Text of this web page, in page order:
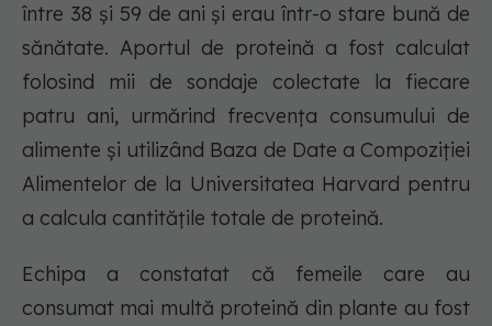
între 38 și 59 de ani și erau într-o stare bună de
sănătate. Aportul de proteină a fost calculat
folosind mii de sondaje colectate la fiecare
patru ani, urmărind frecvența consumului de
alimente și utilizând Baza de Date a Compoziției
Alimentelor de la Universitatea Harvard pentru
a calcula cantitățile totale de proteină.
Echipa a constatat că femeile care au
consumat mai multă proteină din plante au fost